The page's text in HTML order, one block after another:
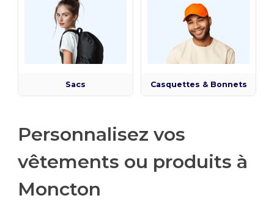
Sacs Casquettes & Bonnets
Personnalisez vos
vêtements ou produits à
Moncton